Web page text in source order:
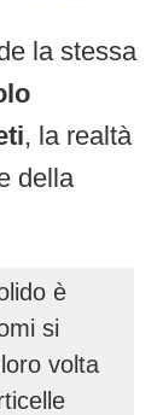
la stessa
, la realtà
della
è
si
volta